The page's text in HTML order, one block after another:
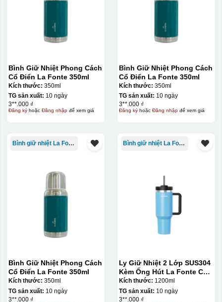
Bình Giữ Nhiệt Phong Cách
Cổ Điển La Fonte 350ml
Kích thước: 350ml
TG sản xuất: 10 ngày
3**.000 ₫
Đăng kýhoặc Đăng nhậpđể xem giá
Bình Giữ Nhiệt Phong Cách
Cổ Điển La Fonte 350ml
Kích thước: 350ml
TG sản xuất: 10 ngày
3**.000 ₫
Đăng kýhoặc Đăng nhậpđể xem giá
Bình giữ nhiệt La Fonte
Bình Giữ Nhiệt Phong Cách
Cổ Điển La Fonte 350ml
Kích thước: 350ml
TG sản xuất: 10 ngày
3**.000 ₫
Bình giữ nhiệt La Fonte
Ly Giữ Nhiệt 2 Lớp SUS304
Kèm Ống Hút La Fonte Có
Tay Cầm 1200ml
Kích thước: 1200ml
TG sản xuất: 10 ngày
3**.000 ₫